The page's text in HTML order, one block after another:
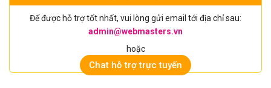
Để được hỗ trợ tốt nhất, vui lòng gửi email tới địa chỉ sau:
admin@webmasters.vn
hoặc
Chat hỗ trợ trực tuyến